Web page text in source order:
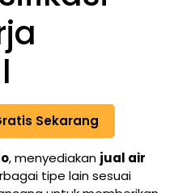
Sekarang
, menyediakan jual air
tipe lain sesuai